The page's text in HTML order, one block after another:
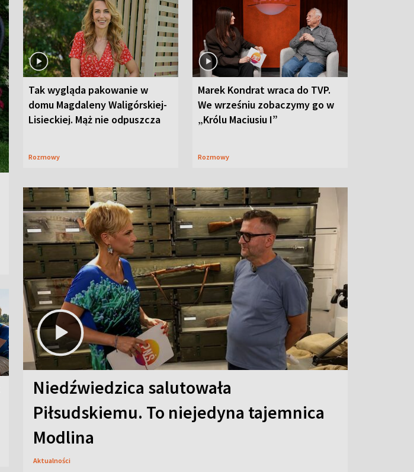
Tak wygląda pakowanie w
domu Magdaleny Waligórskiej-
Lisieckiej. Mąż nie odpuszcza
Rozmowy
Marek Kondrat wraca do TVP.
We wrześniu zobaczymy go w
„Królu Maciusiu I”
Rozmowy
Niedźwiedzica salutowała
Piłsudskiemu. To niejedyna tajemnica
Modlina
Aktualności